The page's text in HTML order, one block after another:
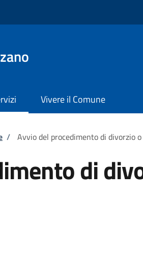
Vivere il Comune
/ Avvio del procedimento di divorzio
di